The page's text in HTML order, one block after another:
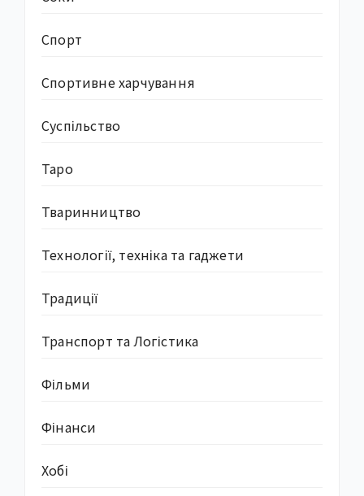
Спорт
Спортивне харчування
Суcпільство
Таро
Тваринництво
Технології, техніка та гаджети
Традиції
Транспорт та Логістика
Фільми
Фінанси
Хобі